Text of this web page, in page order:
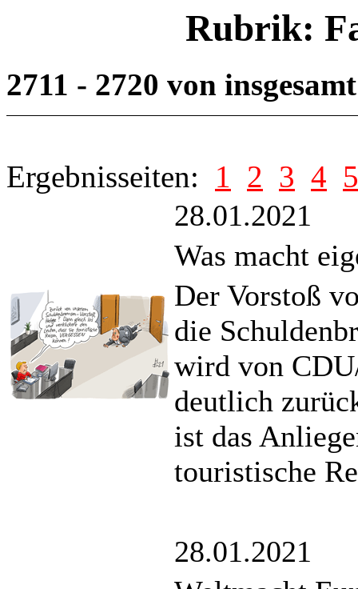
Rubrik:
2711 - 2720 von
Ergebnisseiten: 1 2 3 4 5
28.01.2021
Was macht
Der Vorstoß
die
wird von
deutlich
ist das
touristische
28.01.2021